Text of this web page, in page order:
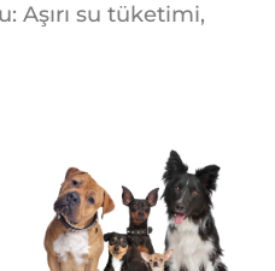
Aşırı su tüketimi,